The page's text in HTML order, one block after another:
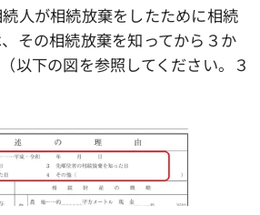
人が相続放棄をしたために相続
その相続放棄を知ってから３か
以下の図を参照してください。３